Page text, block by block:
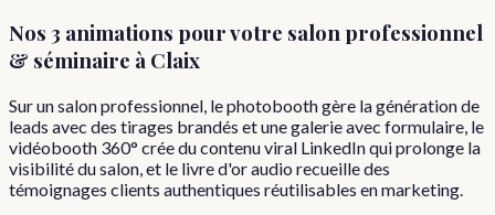
Nos 3 animations pour votre salon professionnel
& séminaire à Claix
Sur un salon professionnel, le photobooth gère la génération de
leads avec des tirages brandés et une galerie avec formulaire, le
vidéobooth 360° crée du contenu viral LinkedIn qui prolonge la
visibilité du salon, et le livre d'or audio recueille des
témoignages clients authentiques réutilisables en marketing.